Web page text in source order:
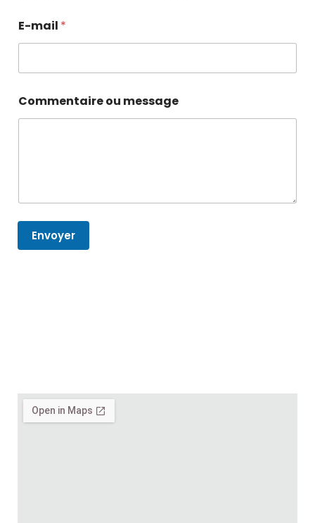
E-mail *
Commentaire ou message
Envoyer